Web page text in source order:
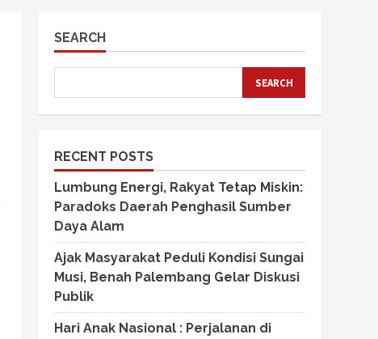
SEARCH
SEARCH
RECENT POSTS
Lumbung Energi, Rakyat Tetap Miskin:
Paradoks Daerah Penghasil Sumber
Daya Alam
Ajak Masyarakat Peduli Kondisi Sungai
Musi, Benah Palembang Gelar Diskusi
Publik
Hari Anak Nasional : Perjalanan di